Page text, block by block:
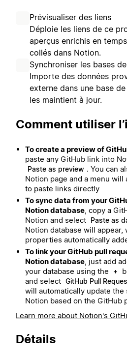
Prévisualiser des liens
Déploie les liens de ce
aperçus enrichis en
collés dans Notion.
Synchroniser les bases
Importe des données
externe dans une base
les maintient à jour.
Comment utiliser
To create a preview of
paste any GitHub link into
Paste as preview . You can
Notion page and a menu will
to paste links directly
To sync data from your
Notion database, copy a
Notion and select Paste as
Notion database will appear,
properties automatically
To link your GitHub pull
Notion database, just add
your database using the
+
and select GitHub Pull
will automatically update the
Notion based on the GitHub
Learn more about Notion's
Détails